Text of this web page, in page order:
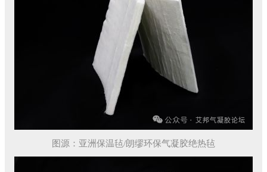
图源：亚洲保温毡/朗缪环保气凝胶绝热毡